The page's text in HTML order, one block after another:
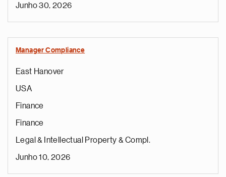
Junho 30, 2026
Manager Compliance
East Hanover
USA
Finance
Finance
Legal & Intellectual Property & Compl.
Junho 10, 2026